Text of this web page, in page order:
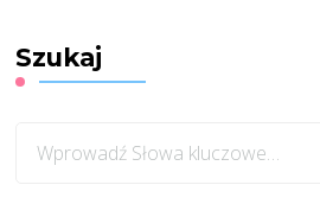
Szukaj
czegoś?